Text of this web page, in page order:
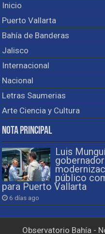
Inicio
Puerto Vallarta
Bahía de Banderas
Jalisco
Internacional
Nacional
Letras Saumerias
Arte Ciencia y Cultura
Nota Principal
Luis
público
para Puerto Vallarta
6 días ago
Observatorio Bahía -